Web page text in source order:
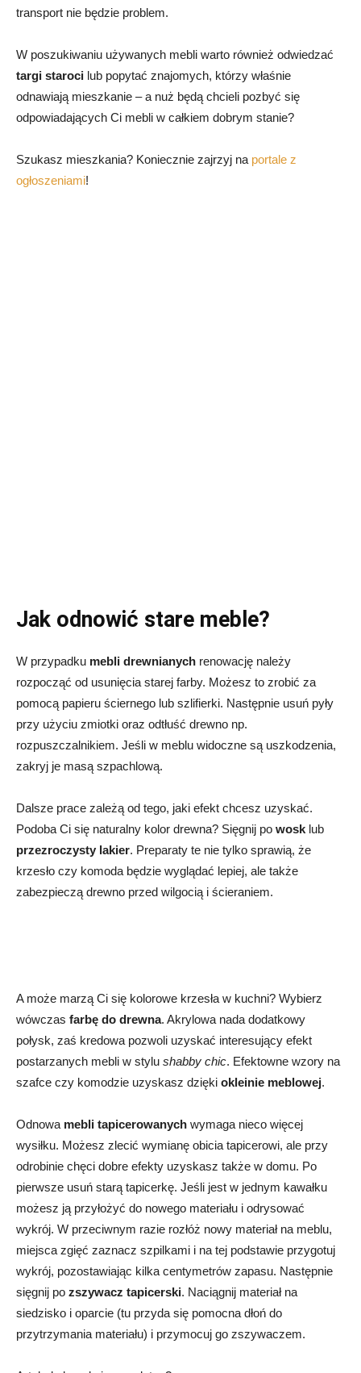
transport nie będzie problem.
W poszukiwaniu używanych mebli warto również odwiedzać
targi staroci lub popytać znajomych, którzy właśnie
odnawiają mieszkanie – a nuż będą chcieli pozbyć się
odpowiadających Ci mebli w całkiem dobrym stanie?
Szukasz mieszkania? Koniecznie zajrzyj na portale z
ogłoszeniami!
Jak odnowić stare meble?
W przypadku mebli drewnianych renowację należy
rozpocząć od usunięcia starej farby. Możesz to zrobić za
pomocą papieru ściernego lub szlifierki. Następnie usuń pyły
przy użyciu zmiotki oraz odtłuść drewno np.
rozpuszczalnikiem. Jeśli w meblu widoczne są uszkodzenia,
zakryj je masą szpachlową.
Dalsze prace zależą od tego, jaki efekt chcesz uzyskać.
Podoba Ci się naturalny kolor drewna? Sięgnij po wosk lub
przezroczysty lakier. Preparaty te nie tylko sprawią, że
krzesło czy komoda będzie wyglądać lepiej, ale także
zabezpieczą drewno przed wilgocią i ścieraniem.
A może marzą Ci się kolorowe krzesła w kuchni? Wybierz
wówczas farbę do drewna. Akrylowa nada dodatkowy
połysk, zaś kredowa pozwoli uzyskać interesujący efekt
postarzanych mebli w stylu shabby chic. Efektowne wzory na
szafce czy komodzie uzyskasz dzięki okleinie meblowej.
Odnowa mebli tapicerowanych wymaga nieco więcej
wysiłku. Możesz zlecić wymianę obicia tapicerowi, ale przy
odrobinie chęci dobre efekty uzyskasz także w domu. Po
pierwsze usuń starą tapicerkę. Jeśli jest w jednym kawałku
możesz ją przyłożyć do nowego materiału i odrysować
wykrój. W przeciwnym razie rozłóż nowy materiał na meblu,
miejsca zgięć zaznacz szpilkami i na tej podstawie przygotuj
wykrój, pozostawiając kilka centymetrów zapasu. Następnie
sięgnij po zszywacz tapicerski. Naciągnij materiał na
siedzisko i oparcie (tu przyda się pomocna dłoń do
przytrzymania materiału) i przymocuj go zszywaczem.